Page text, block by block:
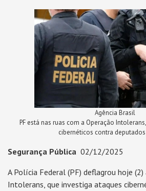
Agência Brasil
PF está nas ruas com a Operação
cibernéticos contra
Segurança Pública 02/12/2025
A Polícia Federal (PF) deflagrou hoje (2)
Intolerans, que investiga ataques